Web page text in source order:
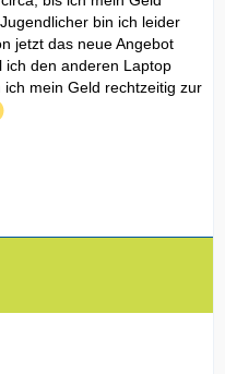
bin ich leider
jetzt das neue Angebot
ich den anderen Laptop
mein Geld rechtzeitig zur